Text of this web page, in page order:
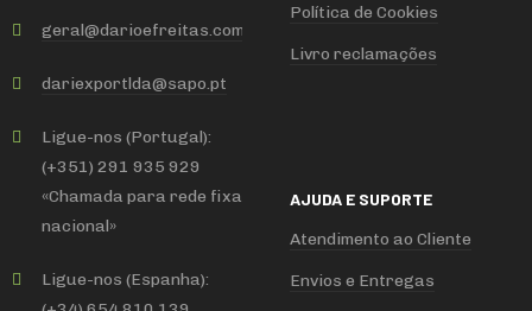
geral@darioefreitas.com
dariexportlda@sapo.pt
Ligue-nos (Portugal):
(+351) 291 935 929
«Chamada para rede fixa
nacional»
Ligue-nos (Espanha):
Política de Cookies
Livro reclamações
AJUDA E SUPORTE
Atendimento ao Cliente
Envios e Entregas